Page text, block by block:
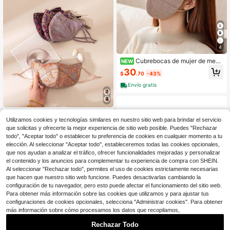
echa a mano, cubierta de tela de se
da con protección solar, accesorio
de moda de estilo chino para uso di
ario & uso al aire libre
$31.70 -43%
Envío gratis
4
NEW Cubrebocas de mujer de mezc
la de seda para invierno, diseño de
doble capa grueso, apariencia de aj
uste ceñido, accesorio acogedor pa
ra clima frío para viajes al aire libre
$30.70 -43%
Envío gratis
Utilizamos cookies y tecnologías similares en nuestro sitio web para brindar el servicio
que solicitas y ofrecerte la mejor experiencia de sitio web posible. Puedes "Rechazar
todo", "Aceptar todo" o establecer tu preferencia de cookies en cualquier momento a tu
elección. Al seleccionar "Aceptar todo", estableceremos todas las cookies opcionales,
que nos ayudan a analizar el tráfico, ofrecer funcionalidades mejoradas y personalizar
el contenido y los anuncios para complementar tu experiencia de compra con SHEIN.
Al seleccionar "Rechazar todo", permites el uso de cookies estrictamente necesarias
que hacen que nuestro sitio web funcione. Puedes desactivarlas cambiando la
configuración de tu navegador, pero esto puede afectar el funcionamiento del sitio web.
Para obtener más información sobre las cookies que utilizamos y para ajustar tus
configuraciones de cookies opcionales, selecciona "Administrar cookies". Para obtener
más información sobre cómo procesamos los datos que recopilamos,
Rechazar Todo